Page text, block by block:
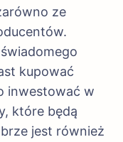
ze
kupować
inwestować w
które będą
jest również